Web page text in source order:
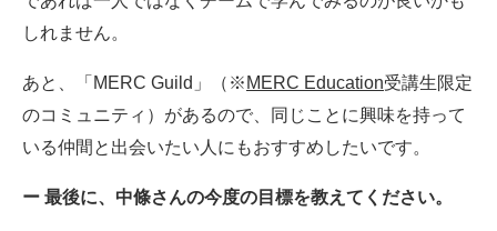
しれません。
あと、「MERC Guild」（※ MERC Education受講生限定
のコミュニティ）があるので、同じことに興味を持って
いる仲間と出会いたい人にもおすすめしたいです。
ー 最後に、中條さんの今度の目標を教えてください。